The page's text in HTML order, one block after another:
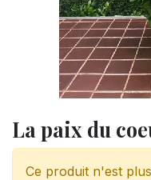
La paix du
Ce produit n'est